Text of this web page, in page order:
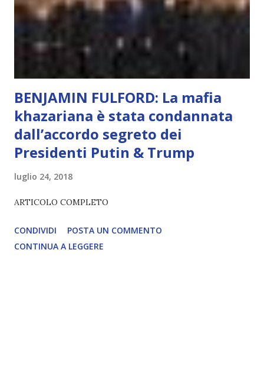
diventerà sempre più avanzata (soprattutto tra il 2027 e il
2035), emergeranno situazioni che renderanno la differenza
lampante: L’IA sarà in gr...
BENJAMIN FULFORD: La mafia
khazariana è stata condannata
dall’accordo segreto dei
Presidenti Putin & Trump
luglio 24, 2018
ARTICOLO COMPLETO
CONDIVIDI
POSTA UN COMMENTO
CONTINUA A LEGGERE